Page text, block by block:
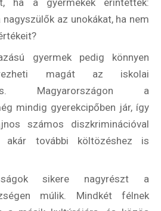
-
-
az unokákat, ha nem
gyermek pedig könnyen
magát az iskolai
Magyarországon a
mindig gyerekcipőben jár, így
számos diszkriminációval
akár további költözéshez is
sikere nagyrészt a
múlik. Mindkét félnek